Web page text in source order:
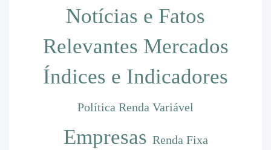
Notícias e Fatos
Relevantes Mercados
Índices e Indicadores
Política Renda Variável
Empresas Renda Fixa